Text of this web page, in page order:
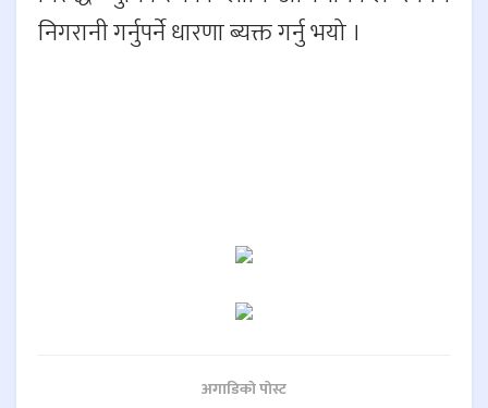
निगरानी गर्नुपर्ने धारणा ब्यक्त गर्नु भयो ।
अगाडिकाे पाेस्ट